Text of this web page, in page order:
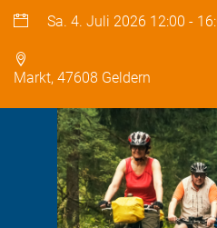
Sa. 4. Juli 2026 12:00 -
Markt, 47608 Geldern